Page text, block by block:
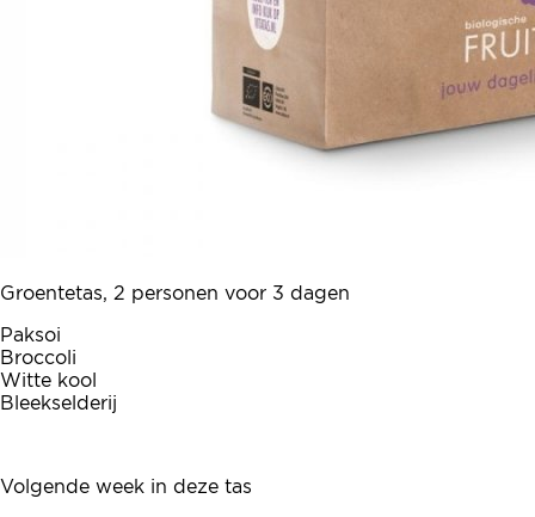
Groentetas, 2 personen voor 3 dagen
Paksoi
Broccoli
Witte kool
Bleekselderij
Volgende week in deze tas